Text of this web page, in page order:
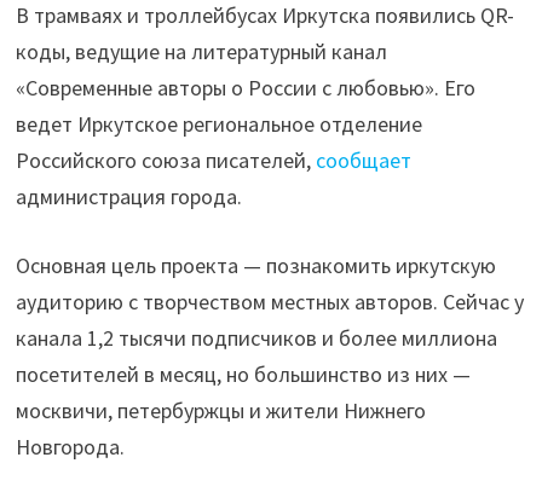
появились
в
иркутских
троллейбусах
и
трамваях"
В трамваях и троллейбусах Иркутска появились QR-
коды, ведущие на литературный канал
«Современные авторы о России с любовью». Его
ведет Иркутское региональное отделение
Российского союза писателей, сообщает
администрация города.
Основная цель проекта — познакомить иркутскую
аудиторию с творчеством местных авторов. Сейчас у
канала 1,2 тысячи подписчиков и более миллиона
посетителей в месяц, но большинство из них —
москвичи, петербуржцы и жители Нижнего
Новгорода.